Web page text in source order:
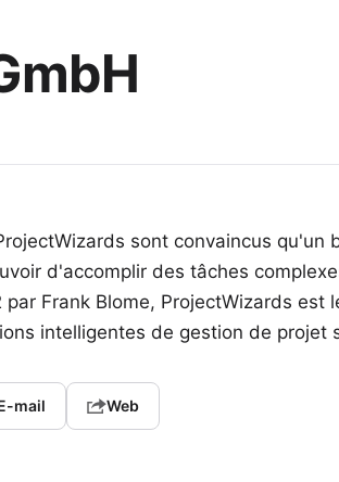
sont convaincus qu'un
d'accomplir des tâches
par Frank Blome, ProjectWizards est
intelligentes de gestion de projet
mail Web